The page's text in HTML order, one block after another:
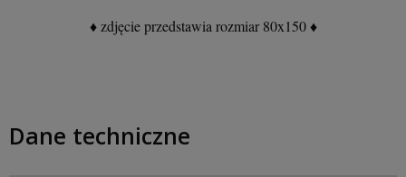
♦ zdjęcie przedstawia rozmiar 80x150 ♦
Dane techniczne